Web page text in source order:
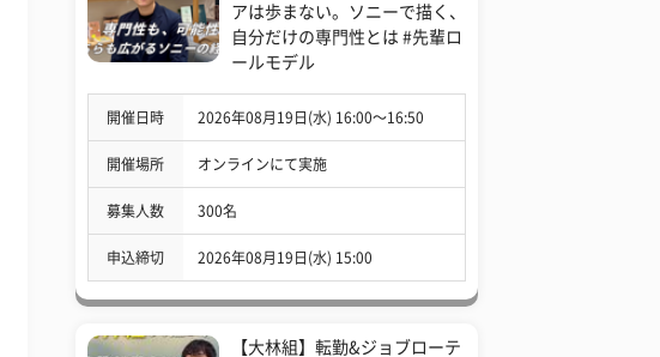
アは歩まない。ソニーで描く、
自分だけの専門性とは #先輩ロ
ールモデル
開催日時 2026年08月19日(水) 16:00〜16:50
開催場所 オンラインにて実施
募集人数 300名
申込締切 2026年08月19日(水) 15:00
【大林組】転勤&ジョブローテ